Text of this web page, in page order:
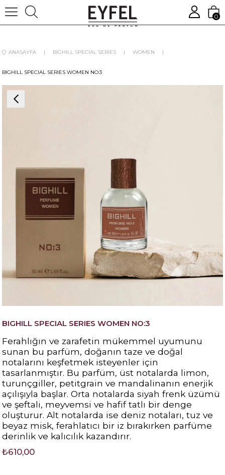
0
ANASAYFA BIGHILL SPECIAL SERIES WOMEN
BIGHILL SPECIAL SERIES WOMEN NO:3
BIGHILL SPECIAL SERIES WOMEN NO:3
Ferahlığın ve zarafetin mükemmel uyumunu
sunan bu parfüm, doğanın taze ve doğal
notalarını keşfetmek isteyenler için
tasarlanmıştır. Bu parfüm, üst notalarda limon,
turunçgiller, petitgrain ve mandalinanın enerjik
açılışıyla başlar. Orta notalarda siyah frenk üzümü
ve şeftali, meyvemsi ve hafif tatlı bir denge
oluşturur. Alt notalarda ise deniz notaları, tuz ve
beyaz misk, ferahlatıcı bir iz bırakırken parfüme
derinlik ve kalıcılık kazandırır.
₺610,00